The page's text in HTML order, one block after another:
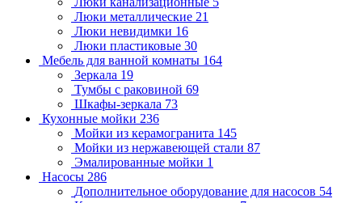
Люки металлические 21
Люки невидимки 16
Люки пластиковые 30
Мебель для ванной комнаты 164
Зеркала 19
Тумбы с раковиной 69
Шкафы-зеркала 73
Кухонные мойки 236
Мойки из керамогранита 145
Мойки из нержавеющей стали 87
Эмалированные мойки 1
Насосы 286
Дополнительное оборудование для насосов 54